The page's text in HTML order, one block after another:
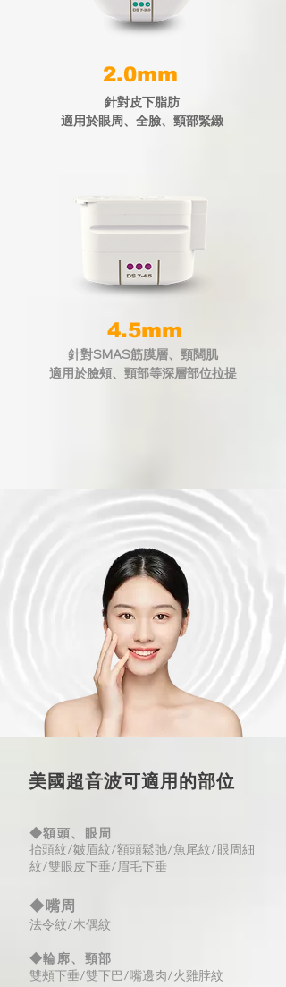
2.0mm
針對皮下脂肪
適用於眼周、全臉、頸部緊緻
4.5mm
針對SMAS筋膜層、頸闊肌
適用於臉頰、頸部等深層部位拉提
美國超音波可適用的部位
◆額頭、眼周
抬頭紋/皺眉紋/額頭鬆弛/魚尾紋/眼周細
紋/雙眼皮下垂/眉毛下垂
◆嘴周
法令紋/木偶紋
◆輪廓、頸部
雙頰下垂/雙下巴/嘴邊肉/火雞脖紋